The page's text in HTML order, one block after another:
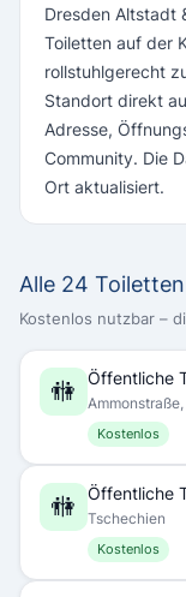
Dresden Altstadt
Toiletten auf der
rollstuhlgerecht
Standort direkt
Adresse,
Community. Die
Ort aktualisiert.
Alle 24
Kostenlos nutzbar –
🚻 Öffentliche
Kostenlos
🚻 Öffentliche
Tschechien
Kostenlos